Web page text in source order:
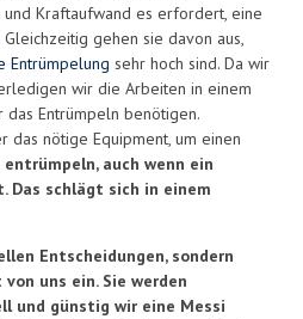
Kraftaufwand es erfordert, eine
gehen sie davon aus,
Entrümpelung sehr hoch sind. Da wir
wir die Arbeiten in einem
Entrümpeln benötigen.
nötige Equipment, um einen
auch wenn ein
schlägt sich in einem
Entscheidungen, sondern
uns ein. Sie werden
und günstig wir eine Messi